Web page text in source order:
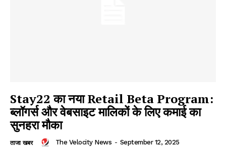
Stay22 का नया Retail Beta Program:
ब्लॉगर्स और वेबसाइट मालिकों के लिए कमाई का
सुनहरा मौका
ताजा खबर The Velocity News - September 12, 2025